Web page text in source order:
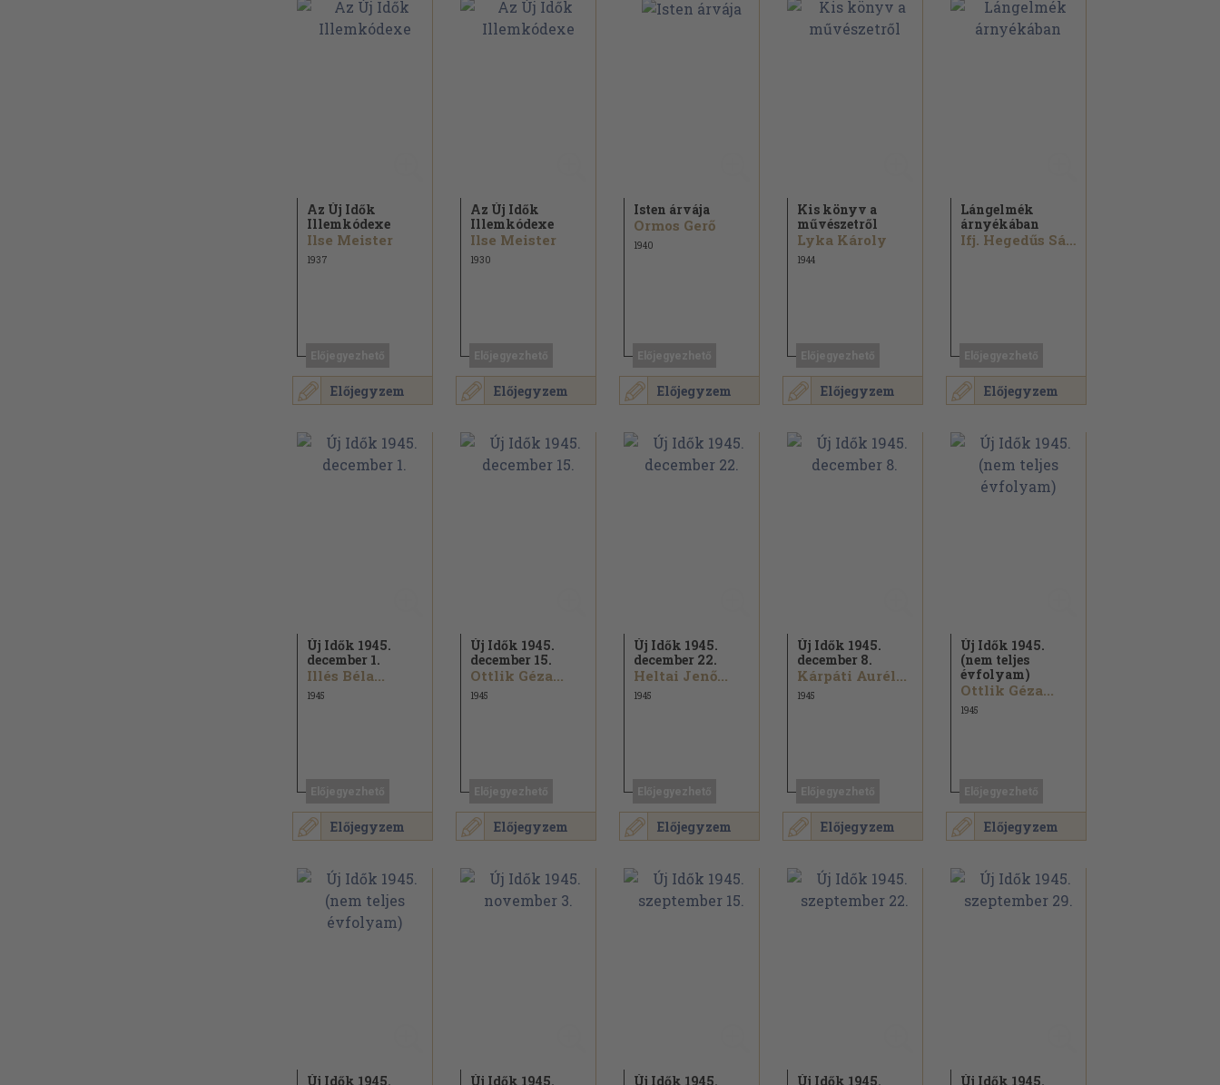
Előjegyzem
Az Új Idők
Illemkódexe
Ilse Meister
1937
Előjegyzem
Az Új Idők
Illemkódexe
Ilse Meister
1930
Előjegyzem
Isten árvája
Ormos Gerő
1940
Előjegyzem
Kis könyv a
művészetről
Lyka Károly
1944
Előjegyzem
Lángelmék
árnyékában
Ifj. Hegedűs Sándor
Előjegyzem
Új Idők 1945.
december 1.
Illés Béla...
1945
Előjegyzem
Új Idők 1945.
december 15.
Ottlik Géza...
1945
Előjegyzem
Új Idők 1945.
december 22.
Heltai Jenő...
1945
Előjegyzem
Új Idők 1945.
december 8.
Kárpáti Aurél...
1945
Előjegyzem
Új Idők 1945.
(nem teljes
évfolyam)
Ottlik Géza...
1945
Új Idők 1945. Új Idők 1945. Új Idők 1945. Új Idők 1945. Új Idők 1945.